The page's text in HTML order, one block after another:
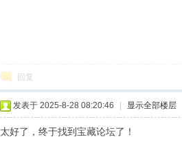
回复
发表于 2025-8-28 08:20:46 显示全部楼层
太好了，终于找到宝藏论坛了！